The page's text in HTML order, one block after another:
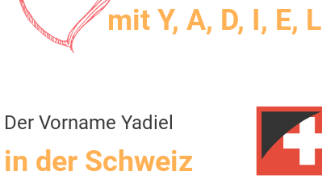
mit Y, A, D, I, E, L
Der Vorname Yadiel
in der Schweiz